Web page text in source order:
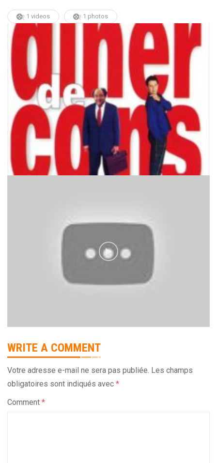
1 videos 1 photos
WRITE A COMMENT
Votre adresse e-mail ne sera pas publiée. Les champs
obligatoires sont indiqués avec *
Comment *